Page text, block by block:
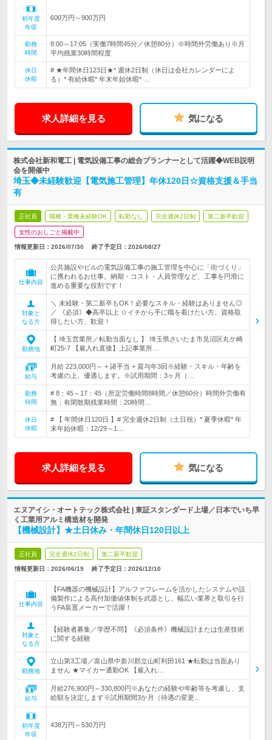
初年度
年収
600万円～900万円
勤務
時間
8:00～17:05（実働7時間45分／休憩80分）※時間外労働あり※月
平均残業30時間程度
休日
休暇
# ★年間休日123日★* 週休2日制（休日は会社カレンダーによ
る）* 有給休暇* 年末年始休暇* …
求人詳細を見る 気になる
株式会社新和電工 | 電気設備工事の総合プランナーとして活躍◆WEB説明
会を開催中
埼玉◆未経験歓迎【電気施工管理】年休120日☆資格支援＆手当
有
正社員 職種・業種未経験OK 転勤なし 完全週休2日制 第二新卒歓迎
女性のおしごと掲載中
情報更新日：2026/07/30 終了予定日： 2026/08/27
仕事内容
公共施設やビルの電気設備工事の施工管理を中心に「街づくり」
に携われるお仕事。納期・コスト・人員管理など、工事を円滑に
進める重要な役割です！
対象と
なる方
＼ 未経験・第二新卒もOK！必要なスキル・経験はありません◎
／ 《必須》◆高卒以上 ☆イチから手に職を着けたい方、資格取
得したい方、歓迎！
勤務地
【 埼玉営業所／転勤当面なし 】 埼玉県さいたま市見沼区丸ケ崎
町25-7 【雇入れ直後】上記事業所…
給与
月給 223,000円～ + 諸手当 + 賞与年3回※経験・スキル・年齢を
考慮の上、優遇します。※試用期間：3ヶ月（…
勤務
時間
# 8：45～17：45（所定労働時間8時間／休憩60分）時間外労働有
無：有閑散期残業時間：20時間…
休日
休暇
# 【 年間休日120日 】# 完全週休2日制（土日祝）* 夏季休暇* 年
末年始休暇：12/29～1…
求人詳細を見る 気になる
エヌアイシ・オートテック株式会社 | 東証スタンダード上場／日本でいち早
く工業用アルミ構造材を開発
【機械設計】★土日休み・年間休日120日以上
正社員 完全週休2日制 第二新卒歓迎
情報更新日：2026/06/19 終了予定日： 2026/12/10
仕事内容
【FA機器の機械設計】アルファフレームを活かしたシステムや設
備製作による高付加価値体制を武器とし、幅広い業界と取引を行
うFA装置メーカーで活躍！
対象と
なる方
【経験者募集／学歴不問】《必須条件》機械設計または生産技術
に関する経験
勤務地
立山第3工場／富山県中新川郡立山町利田161 ★転勤は当面あり
ません ★マイカー通勤OK 【雇入れ…
給与
月給276,900円～330,800円※あなたの経験や年齢等を考慮し、支
給額を決定します※試用期間3か月（待遇の変更…
初年度
年収
438万円～530万円